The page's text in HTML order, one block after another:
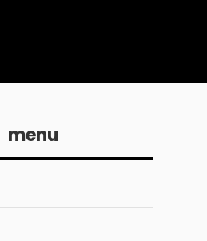
menu